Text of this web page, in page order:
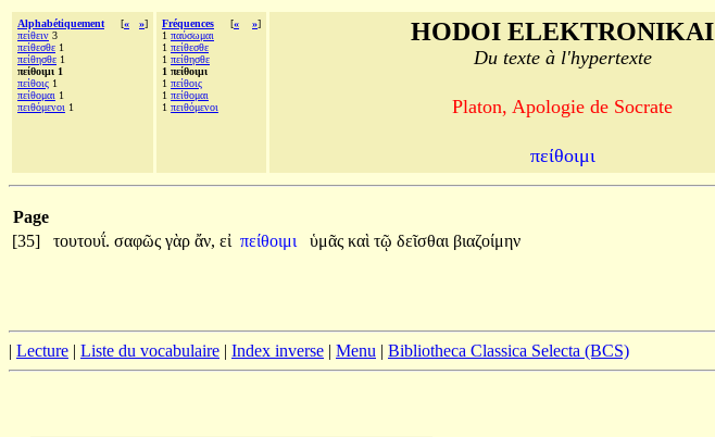
Alphabétiquement [« »]
πείθειν 3
πείθεσθε 1
πείθησθε 1
πείθοιμι 1
πείθοις 1
πείθομαι 1
πειθόμενοι 1
Fréquences [« »]
1 παύσωμαι
1 πείθεσθε
1 πείθησθε
1 πείθοιμι
1 πείθοις
1 πείθομαι
1 πειθόμενοι
HODOI ELEKTRONIKAI
Du texte à l'hypertexte
Platon, Apologie de Socrate
πείθοιμι
Page
[35]
τουτουΐ. σαφῶς γὰρ ἄν, εἰ πείθοιμι ὑμᾶς καὶ τῷ δεῖσθαι βιαζοίμην
| Lecture | Liste du vocabulaire | Index inverse | Menu | Bibliotheca Classica Selecta (BCS)